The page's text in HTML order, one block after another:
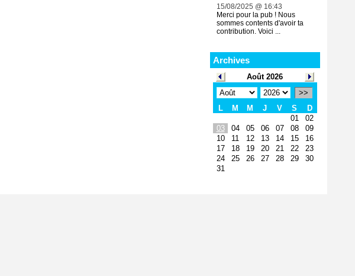
15/08/2025 @ 16:43
Merci pour la pub ! Nous
sommes contents d'avoir ta
contribution. Voici ...
Archives
Août 2026
>>
L
M M J V S
D
01
02
03
04 05 06 07 08
09
10
11 12 13 14 15
16
17
18 19 20 21 22
23
24
25 26 27 28 29
30
31